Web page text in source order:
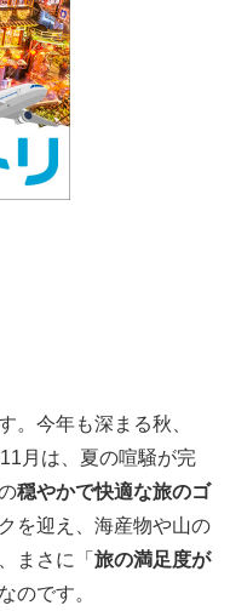
。今年も深まる秋、
月は、夏の喧騒が完
穏やかで快適な旅のゴ
を迎え、海産物や山の
まさに「 旅の満足度が
のです。